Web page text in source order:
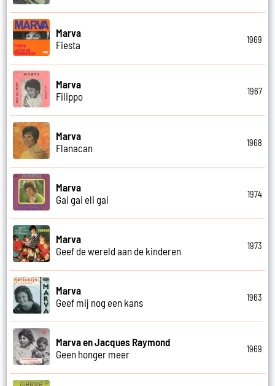
Marva
Fiesta
1969
Marva
Filippo
1967
Marva
Flanacan
1968
Marva
Gai gai eli gai
1974
Marva
Geef de wereld aan de kinderen
1973
Marva
Geef mij nog een kans
1963
Marva en Jacques Raymond
Geen honger meer
1969